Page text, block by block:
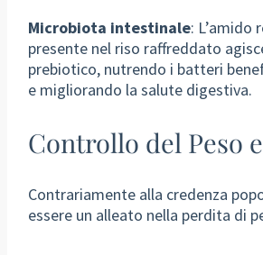
Microbiota intestinale: L’amido
presente nel riso raffreddato
prebiotico, nutrendo i batteri
e migliorando la salute digestiva.
Controllo del Peso
Contrariamente alla credenza
essere un alleato nella perdita di